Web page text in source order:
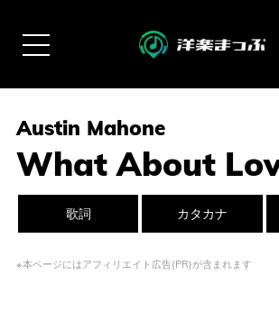
Austin Mahone
What About
歌詞 カタカナ
※本ページにはアフィリエイト広告(PR)が含まれます